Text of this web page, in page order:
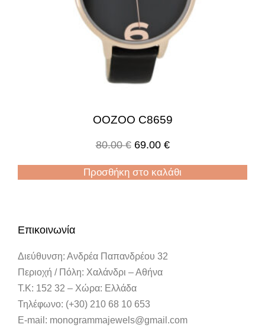
OOZOO C8659
80.00€ 69.00 €
Προσθήκη στο καλάθι
Επικοινωνία
Διεύθυνση: Ανδρέα Παπανδρέου 32
Περιοχή / Πόλη: Χαλάνδρι – Αθήνα
Τ.Κ: 152 32 – Χώρα: Ελλάδα
Τηλέφωνο: (+30) 210 68 10 653
E-mail: monogrammajewels@gmail.com